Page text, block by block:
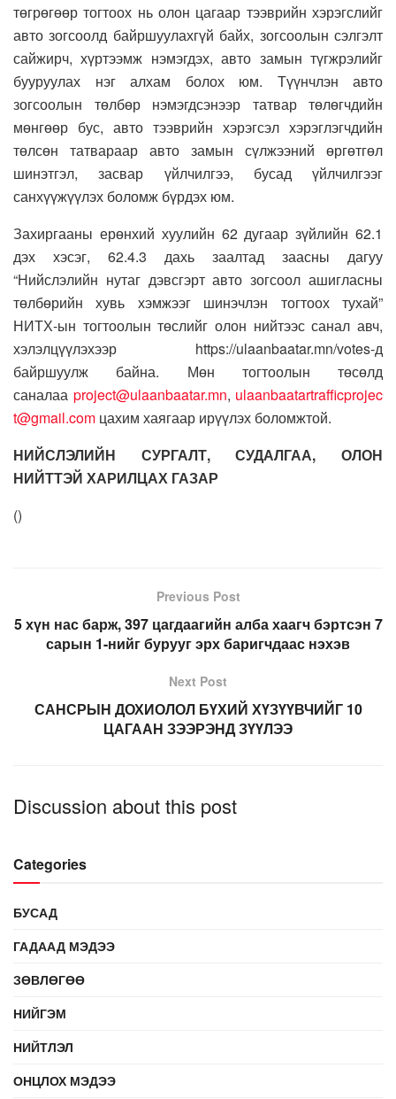
төгрөгөөр тогтоох нь олон цагаар тээврийн хэрэгслийг
авто зогсоолд байршуулахгүй байх, зогсоолын сэлгэлт
сайжирч, хүртээмж нэмэгдэх, авто замын түгжрэлийг
бууруулах нэг алхам болох юм. Түүнчлэн авто
зогсоолын төлбөр нэмэгдсэнээр татвар төлөгчдийн
мөнгөөр бус, авто тээврийн хэрэгсэл хэрэглэгчдийн
төлсөн татвараар авто замын сүлжээний өргөтгөл
шинэтгэл, засвар үйлчилгээ, бусад үйлчилгээг
санхүүжүүлэх боломж бүрдэх юм.
Захиргааны ерөнхий хуулийн 62 дугаар зүйлийн 62.1
дэх хэсэг, 62.4.3 дахь заалтад заасны дагуу
“Нийслэлийн нутаг дэвсгэрт авто зогсоол ашигласны
төлбөрийн хувь хэмжээг шинэчлэн тогтоох тухай”
НИТХ-ын тогтоолын төслийг олон нийтээс санал авч,
хэлэлцүүлэхээр https://ulaanbaatar.mn/votes-д
байршуулж байна. Мөн тогтоолын төсөлд
саналаа project@ulaanbaatar.mn, ulaanbaatartrafficprojec
t@gmail.com цахим хаягаар ирүүлэх боломжтой.
НИЙСЛЭЛИЙН СУРГАЛТ, СУДАЛГАА, ОЛОН
НИЙТТЭЙ ХАРИЛЦАХ ГАЗАР
()
Previous Post
5 хүн нас барж, 397 цагдаагийн алба хаагч бэртсэн 7
сарын 1-нийг бурууг эрх баригчдаас нэхэв
Next Post
САНСРЫН ДОХИОЛОЛ БҮХИЙ ХҮЗҮҮВЧИЙГ 10
ЦАГААН ЗЭЭРЭНД ЗҮҮЛЭЭ
Discussion about this post
Categories
БУСАД
ГАДААД МЭДЭЭ
ЗӨВЛӨГӨӨ
НИЙГЭМ
НИЙТЛЭЛ
ОНЦЛОХ МЭДЭЭ